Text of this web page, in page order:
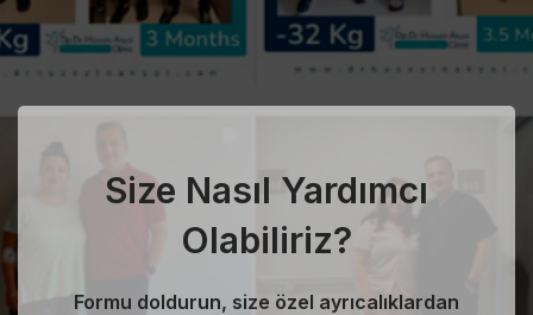
Size Nasıl Yardımcı
Olabiliriz?
Formu doldurun, size özel ayrıcalıklardan